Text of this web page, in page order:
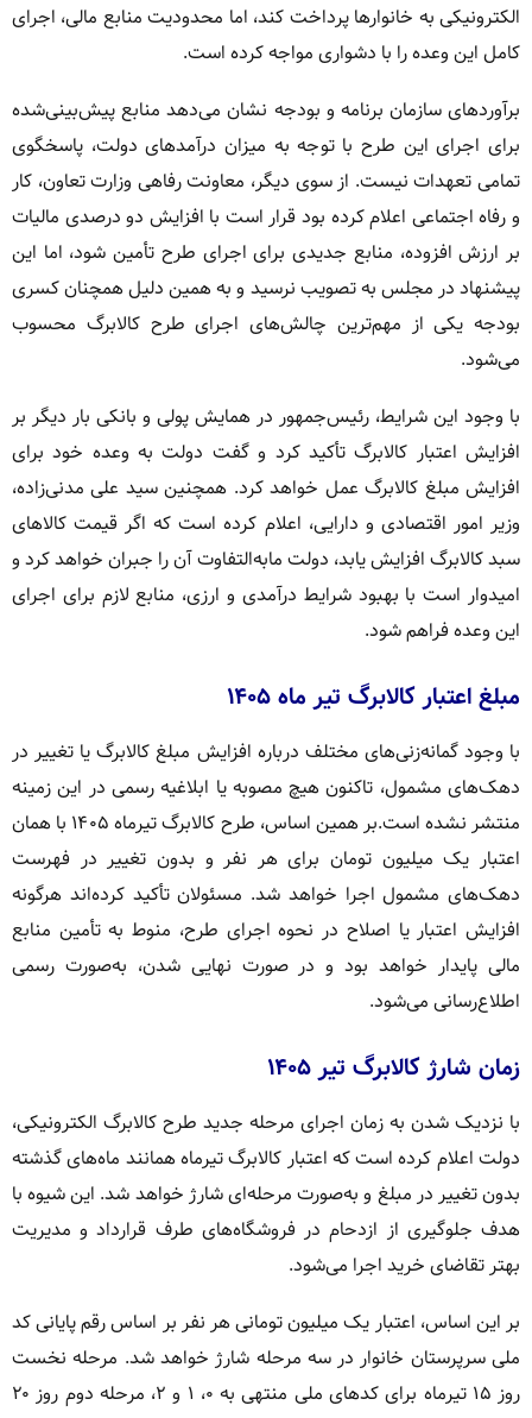
الکترونیکی به خانوارها پرداخت کند، اما محدودیت منابع مالی، اجرای
کامل این وعده را با دشواری مواجه کرده است.
برآوردهای سازمان برنامه و بودجه نشان می‌دهد منابع پیش‌بینی‌شده
برای اجرای این طرح با توجه به میزان درآمدهای دولت، پاسخگوی
تمامی تعهدات نیست. از سوی دیگر، معاونت رفاهی وزارت تعاون، کار
و رفاه اجتماعی اعلام کرده بود قرار است با افزایش دو درصدی مالیات
بر ارزش افزوده، منابع جدیدی برای اجرای طرح تأمین شود، اما این
پیشنهاد در مجلس به تصویب نرسید و به همین دلیل همچنان کسری
بودجه یکی از مهم‌ترین چالش‌های اجرای طرح کالابرگ محسوب
می‌شود.
با وجود این شرایط، رئیس‌جمهور در همایش پولی و بانکی بار دیگر بر
افزایش اعتبار کالابرگ تأکید کرد و گفت دولت به وعده خود برای
افزایش مبلغ کالابرگ عمل خواهد کرد. همچنین سید علی مدنی‌زاده،
وزیر امور اقتصادی و دارایی، اعلام کرده است که اگر قیمت کالاهای
سبد کالابرگ افزایش یابد، دولت مابه‌التفاوت آن را جبران خواهد کرد و
امیدوار است با بهبود شرایط درآمدی و ارزی، منابع لازم برای اجرای
این وعده فراهم شود.
مبلغ اعتبار کالابرگ تیر ماه ۱۴۰۵
با وجود گمانه‌زنی‌های مختلف درباره افزایش مبلغ کالابرگ یا تغییر در
دهک‌های مشمول، تاکنون هیچ مصوبه یا ابلاغیه رسمی در این زمینه
منتشر نشده است.بر همین اساس، طرح کالابرگ تیرماه ۱۴۰۵ با همان
اعتبار یک میلیون تومان برای هر نفر و بدون تغییر در فهرست
دهک‌های مشمول اجرا خواهد شد. مسئولان تأکید کرده‌اند هرگونه
افزایش اعتبار یا اصلاح در نحوه اجرای طرح، منوط به تأمین منابع
مالی پایدار خواهد بود و در صورت نهایی شدن، به‌صورت رسمی
اطلاع‌رسانی می‌شود.
زمان شارژ کالابرگ تیر ۱۴۰۵
با نزدیک شدن به زمان اجرای مرحله جدید طرح کالابرگ الکترونیکی،
دولت اعلام کرده است که اعتبار کالابرگ تیرماه همانند ماه‌های گذشته
بدون تغییر در مبلغ و به‌صورت مرحله‌ای شارژ خواهد شد. این شیوه با
هدف جلوگیری از ازدحام در فروشگاه‌های طرف قرارداد و مدیریت
بهتر تقاضای خرید اجرا می‌شود.
بر این اساس، اعتبار یک میلیون تومانی هر نفر بر اساس رقم پایانی کد
ملی سرپرستان خانوار در سه مرحله شارژ خواهد شد. مرحله نخست
روز ۱۵ تیرماه برای کدهای ملی منتهی به ۰، ۱ و ۲، مرحله دوم روز ۲۰